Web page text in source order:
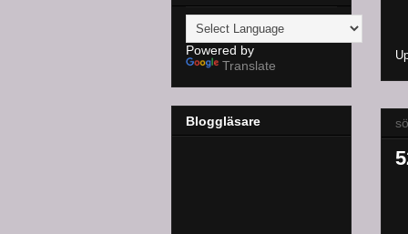
Powered by
Translate
Bloggläsare